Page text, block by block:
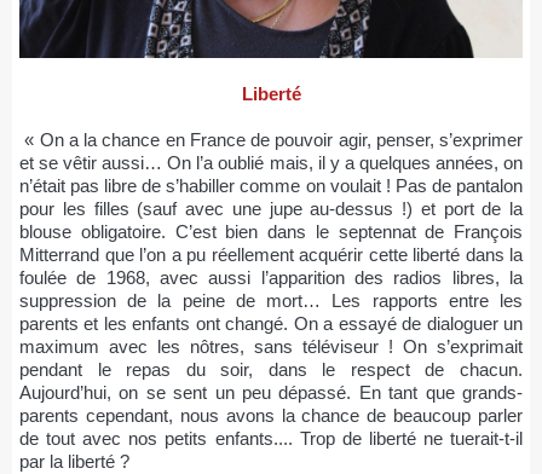
Liberté
« On a la chance en France de pouvoir agir, penser, s’exprimer
et se vêtir aussi… On l’a oublié mais, il y a quelques années, on
n’était pas libre de s’habiller comme on voulait ! Pas de pantalon
pour les filles (sauf avec une jupe au-dessus !) et port de la
blouse obligatoire. C’est bien dans le septennat de François
Mitterrand que l’on a pu réellement acquérir cette liberté dans la
foulée de 1968, avec aussi l’apparition des radios libres, la
suppression de la peine de mort… Les rapports entre les
parents et les enfants ont changé. On a essayé de dialoguer un
maximum avec les nôtres, sans téléviseur ! On s’exprimait
pendant le repas du soir, dans le respect de chacun.
Aujourd’hui, on se sent un peu dépassé. En tant que grands-
parents cependant, nous avons la chance de beaucoup parler
de tout avec nos petits enfants.... Trop de liberté ne tuerait-t-il
par la liberté ?